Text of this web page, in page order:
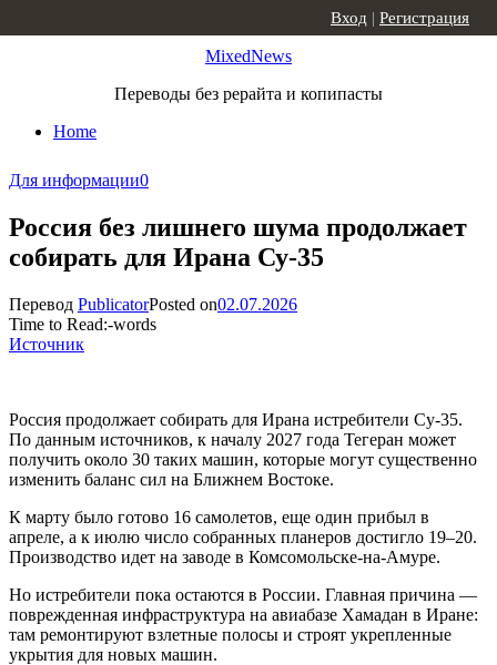
MixedNews
Переводы без рерайта и копипасты
Home
Вход | Регистрация
Для информации0
Россия без лишнего шума продолжает
собирать для Ирана Су-35
Перевод PublicatorPosted on02.07.2026
Time to Read:-words
Источник
Россия продолжает собирать для Ирана истребители Су-35.
По данным источников, к началу 2027 года Тегеран может
получить около 30 таких машин, которые могут существенно
изменить баланс сил на Ближнем Востоке.
К марту было готово 16 самолетов, еще один прибыл в
апреле, а к июлю число собранных планеров достигло 19–20.
Производство идет на заводе в Комсомольске-на-Амуре.
Но истребители пока остаются в России. Главная причина —
поврежденная инфраструктура на авиабазе Хамадан в Иране:
там ремонтируют взлетные полосы и строят укрепленные
укрытия для новых машин.